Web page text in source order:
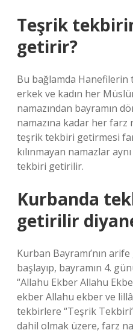
Teşrik
getirir?
Bu bağlamda
erkek ve kadın her
namazından bayramın
namazına kadar her farz
teşrik tekbiri getirmesi
kılınmayan namazlar
tekbiri getirilir.
Kurbanda
getirilir
Kurban Bayramı’nın
başlayıp, bayramın 4.
“Allahu Ekber Allahu
ekber Allahu ekber ve
tekbirlere “Teşrik
dahil olmak üzere, farz